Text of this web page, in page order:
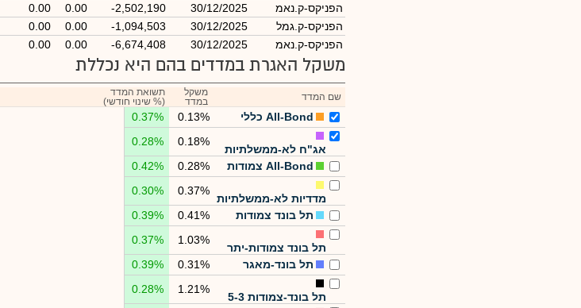
הפניקס-ק.נאמ 30/12/2025
-2,502,190
0.00
0.00
הפניקס-ק.גמל
30/12/2025
-1,094,503
0.00
0.00
הפניקס-ק.נאמ
30/12/2025
-6,674,408
0.00
0.00
משקל האגרת במדדים בהם היא נכללת
שם המדד
משקל
במדד
תשואת המדד
(% שינוי חודשי)
All-Bond כללי 0.13%
0.37%
אג"ח לא-ממשלתיות
0.18%
0.28%
All-Bond צמודות
0.28%
0.42%
מדדיות לא-ממשלתיות
0.37%
0.30%
תל בונד צמודות
0.41%
0.39%
תל בונד צמודות-יתר
1.03%
0.37%
תל בונד-מאגר
0.31%
0.39%
תל בונד-צמודות 5-3
1.21%
0.28%